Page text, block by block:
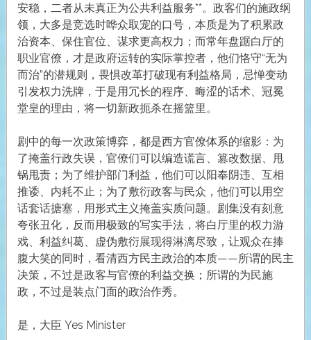
安稳，二者从未真正为公共利益服务**。政客们的施政纲
领，大多是竞选时哗众取宠的口号，本质是为了积累政
治资本、保住官位、谋求更高权力；而常年盘踞白厅的
职业官僚，才是政府运转的实际掌控者，他们恪守“无为
而治”的潜规则，畏惧改革打破现有利益格局，忌惮变动
引发权力洗牌，于是用冗长的程序、晦涩的话术、冠冕
堂皇的理由，将一切新政扼杀在摇篮里。
剧中的每一次政策博弈，都是西方官僚体系的缩影：为
了掩盖行政失误，官僚们可以编造谎言、篡改数据、甩
锅甩责；为了维护部门利益，他们可以阳奉阴违、互相
推诿、内耗不止；为了敷衍政客与民众，他们可以用空
话套话搪塞，用形式主义掩盖实质问题。剧集没有刻意
夸张丑化，反而用极致的写实手法，将白厅里的权力游
戏、利益纠葛、虚伪敷衍展现得淋漓尽致，让观众在捧
腹大笑的同时，看清西方民主政治的本质——所谓的民主
决策，不过是政客与官僚的利益交换；所谓的为民施
政，不过是装点门面的政治作秀。
是，大臣 Yes Minister